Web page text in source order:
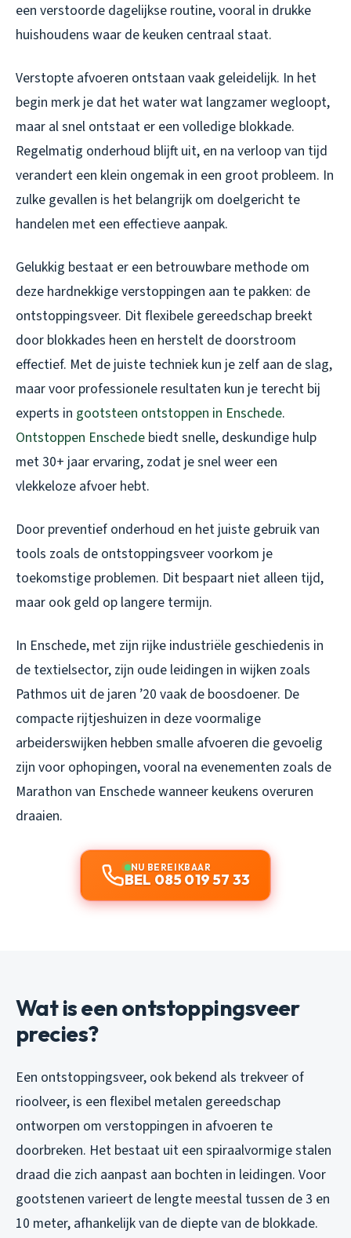
een verstoorde dagelijkse routine, vooral in drukke
huishoudens waar de keuken centraal staat.
Verstopte afvoeren ontstaan vaak geleidelijk. In het
begin merk je dat het water wat langzamer wegloopt,
maar al snel ontstaat er een volledige blokkade.
Regelmatig onderhoud blijft uit, en na verloop van tijd
verandert een klein ongemak in een groot probleem. In
zulke gevallen is het belangrijk om doelgericht te
handelen met een effectieve aanpak.
Gelukkig bestaat er een betrouwbare methode om
deze hardnekkige verstoppingen aan te pakken: de
ontstoppingsveer. Dit flexibele gereedschap breekt
door blokkades heen en herstelt de doorstroom
effectief. Met de juiste techniek kun je zelf aan de slag,
maar voor professionele resultaten kun je terecht bij
experts in gootsteen ontstoppen in Enschede.
Ontstoppen Enschede biedt snelle, deskundige hulp
met 30+ jaar ervaring, zodat je snel weer een
vlekkeloze afvoer hebt.
Door preventief onderhoud en het juiste gebruik van
tools zoals de ontstoppingsveer voorkom je
toekomstige problemen. Dit bespaart niet alleen tijd,
maar ook geld op langere termijn.
In Enschede, met zijn rijke industriële geschiedenis in
de textielsector, zijn oude leidingen in wijken zoals
Pathmos uit de jaren ’20 vaak de boosdoener. De
compacte rijtjeshuizen in deze voormalige
arbeiderswijken hebben smalle afvoeren die gevoelig
zijn voor ophopingen, vooral na evenementen zoals de
Marathon van Enschede wanneer keukens overuren
draaien.
NU BEREIKBAAR
BEL 085 019 57 33
Wat is een ontstoppingsveer
precies?
Een ontstoppingsveer, ook bekend als trekveer of
rioolveer, is een flexibel metalen gereedschap
ontworpen om verstoppingen in afvoeren te
doorbreken. Het bestaat uit een spiraalvormige stalen
draad die zich aanpast aan bochten in leidingen. Voor
gootstenen varieert de lengte meestal tussen de 3 en
10 meter, afhankelijk van de diepte van de blokkade.